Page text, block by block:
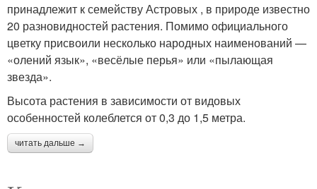
принадлежит к семейству Астровых , в природе известно
20 разновидностей растения. Помимо официального
цветку присвоили несколько народных наименований —
«олений язык», «весёлые перья» или «пылающая
звезда».
Высота растения в зависимости от видовых
особенностей колеблется от 0,3 до 1,5 метра.
читать дальше →